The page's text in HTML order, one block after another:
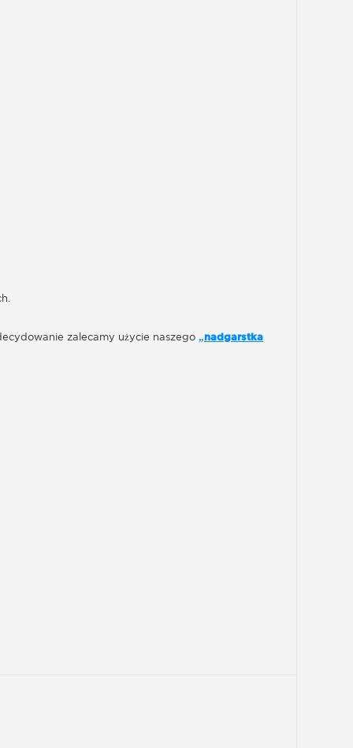
zalecamy użycie naszego „nadgarstka